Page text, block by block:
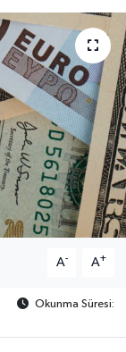
A- A+
Okunma Süresi: